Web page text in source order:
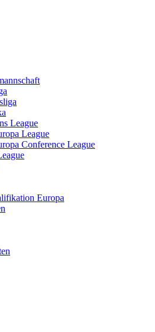
League
League
Conference League
Europa